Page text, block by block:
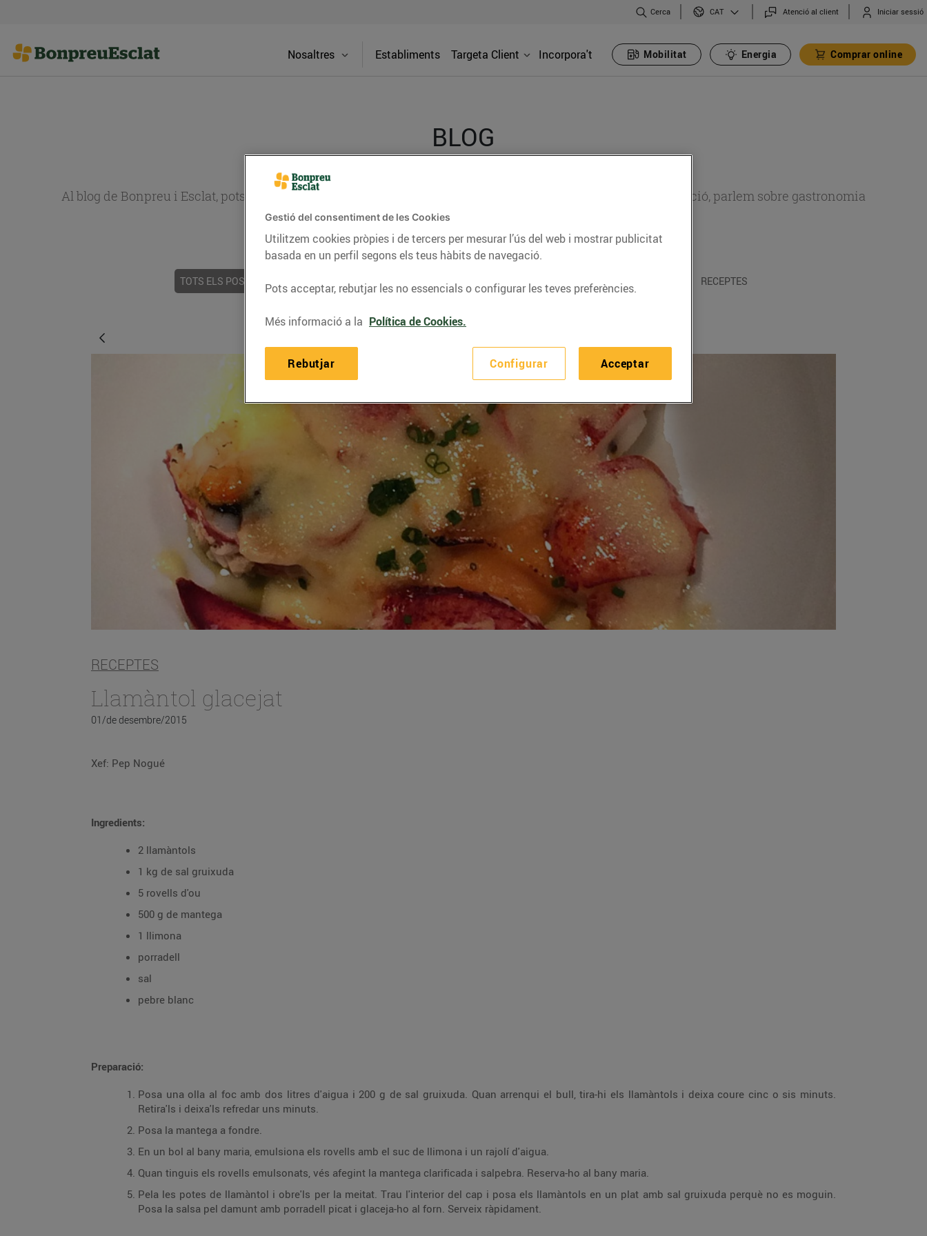
Cerca CAT Atenció al client Iniciar sessió
Nosaltres Establiments Targeta Client Incorpora't Mobilitat Energia Comprar online
BLOG
Al blog de Bonpreu i Esclat, pots trobar receptes, consells nutricionals, informació d’actualitat sobre alimentació, parlem sobre gastronomia
del nostre territori i molts altres temes.
TOTS ELS POSTS ACTUALITAT CONSELLS I HÀBITS SALUDABLES ENERGIA GASTRONOMIA I TRADICIONS RECEPTES
RECEPTES
Llamàntol glacejat
01/de desembre/2015
Xef: Pep Nogué
Ingredients:
2 llamàntols
1 kg de sal gruixuda
5 rovells d'ou
500 g de mantega
1 llimona
porradell
sal
pebre blanc
Preparació:
Posa una olla al foc amb dos litres d'aigua i 200 g de sal gruixuda. Quan arrenqui el bull, tira-hi els llamàntols i deixa coure cinc o sis minuts.
Retira'ls i deixa'ls refredar uns minuts.
Posa la mantega a fondre.
En un bol al bany maria, emulsiona els rovells amb el suc de llimona i un rajolí d'aigua.
Quan tinguis els rovells emulsonats, vés afegint la mantega clarificada i salpebra. Reserva-ho al bany maria.
Pela les potes de llamàntol i obre'ls per la meitat. Trau l'interior del cap i posa els llamàntols en un plat amb sal gruixuda perquè no es moguin.
Posa la salsa pel damunt amb porradell picat i glaceja-ho al forn. Serveix ràpidament.
Gestió del consentiment de les Cookies
Utilitzem cookies pròpies i de tercers per mesurar l’ús del web i mostrar publicitat
basada en un perfil segons els teus hàbits de navegació.
Pots acceptar, rebutjar les no essencials o configurar les teves preferències.
Més informació a la Política de Cookies.
Configurar
Rebutjar Acceptar